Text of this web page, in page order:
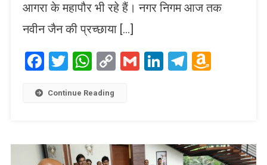
आगरा के महापौर भी रहे हैं। नगर निगम आज तक
नवीन जैन की प्रच्छाया […]
Facebook
Twitter
WhatsApp
CopyGmailLinkedIn
Telegram
Continue Reading